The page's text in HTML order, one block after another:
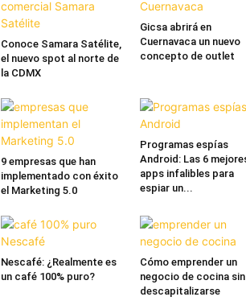
Conoce Samara Satélite,
el nuevo spot al norte de
la CDMX
Gicsa abrirá en
Cuernavaca un nuevo
concepto de outlet
9 empresas que han
implementado con éxito
el Marketing 5.0
Programas espías
Android: Las 6
apps infalibles para
espiar un...
Nescafé: ¿Realmente es
un café 100% puro?
Cómo emprender un
negocio de cocina sin
descapitalizarse